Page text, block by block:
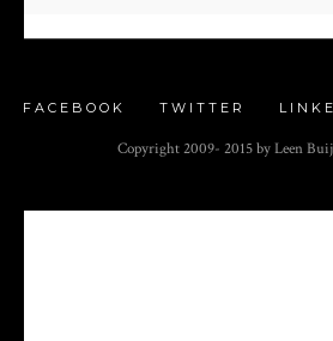
FACEBOOK TWITTER
Copyright 2009- 2015 by Leen